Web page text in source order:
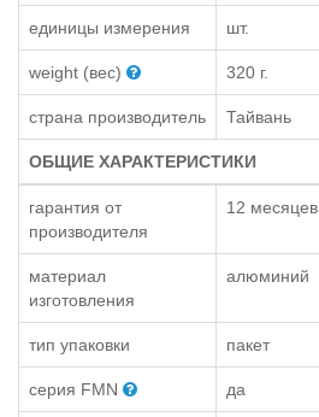
единицы измерения шт.
weight (вес) 320 г.
страна производитель Тайвань
ОБЩИЕ ХАРАКТЕРИСТИКИ
гарантия от
производителя
12 месяцев
материал
изготовления
алюминий
тип упаковки пакет
серия FMN да